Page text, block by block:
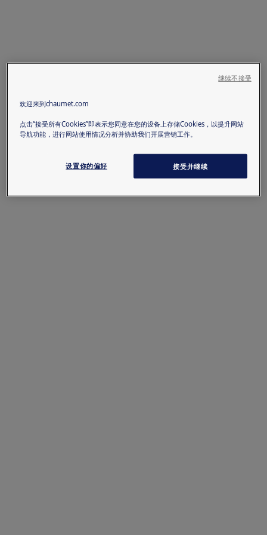
欢迎来到chaumet.com
点击“接受所有Cookies”即表示您同意在您的设备上存储Cookies，以提升网站
导航功能，进行网站使用情况分析并协助我们开展营销工作。
设置你的偏好 接受并继续
继续不接受